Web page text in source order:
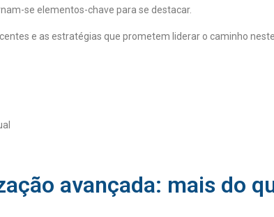
se elementos-chave para se destacar.
e as estratégias que prometem liderar o caminho
avançada: mais do